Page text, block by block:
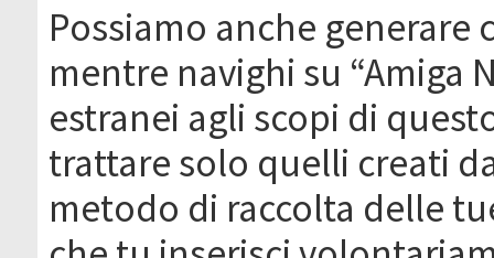
Possiamo anche
mentre navighi su “Amiga
estranei agli scopi di
trattare solo quelli creati
metodo di raccolta delle